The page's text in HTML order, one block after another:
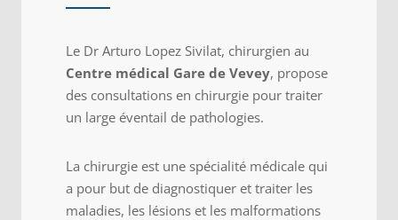
Le Dr Arturo Lopez Sivilat, chirurgien au
Centre médical Gare de Vevey, propose
des consultations en chirurgie pour traiter
un large éventail de pathologies.
La chirurgie est une spécialité médicale qui
a pour but de diagnostiquer et traiter les
maladies, les lésions et les malformations